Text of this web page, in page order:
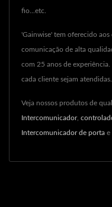
fio...etc.
'Gainwise' tem oferecido
comunicação de alta
com 25 anos de
cada cliente sejam atendidas.
Veja nossos produtos de
Intercomunicador,
Intercomunicador de porta e